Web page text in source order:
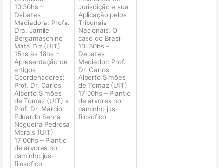
10:30hs –
Debates
Mediadora: Profa.
Dra. Jamile
Bergamaschine
Mata Diz (UIT)
15hs às 18hs –
Apresentação de
artigos
Coordenadores:
Prof. Dr. Carlos
Alberto Simões
de Tomaz (UIT) e
Prof. Dr. Márcio
Eduardo Senra
Nogueira Pedrosa
Morais (UIT)
17:00hs – Plantio
de árvores no
caminho jus-
filosófico
Jurisdição e sua
Aplicação pelos
Tribunais
Nacionais: O
caso do Brasil
10: 30hs –
Debates
Mediador: Prof.
Dr. Carlos
Alberto Simões
de Tomaz (UIT)
17:00hs – Plantio
de árvores no
caminho jus-
filosófico